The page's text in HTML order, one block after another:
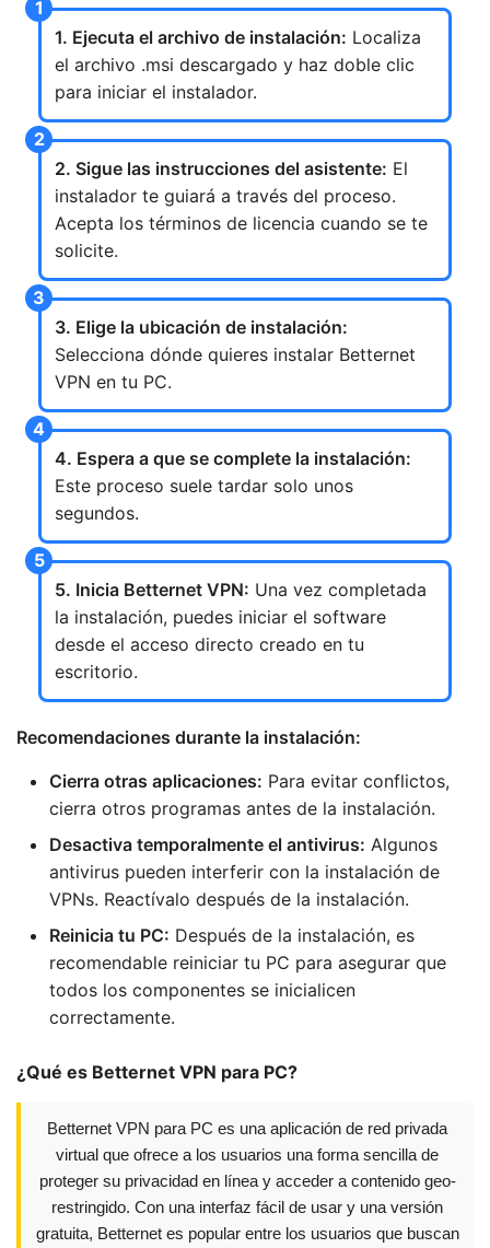
1. Ejecuta el archivo de instalación: Localiza
el archivo .msi descargado y haz doble clic
para iniciar el instalador.
2. Sigue las instrucciones del asistente: El
instalador te guiará a través del proceso.
Acepta los términos de licencia cuando se te
solicite.
3. Elige la ubicación de instalación:
Selecciona dónde quieres instalar Betternet
VPN en tu PC.
4. Espera a que se complete la instalación:
Este proceso suele tardar solo unos
segundos.
5. Inicia Betternet VPN: Una vez completada
la instalación, puedes iniciar el software
desde el acceso directo creado en tu
escritorio.
Recomendaciones durante la instalación:
Cierra otras aplicaciones: Para evitar conflictos,
cierra otros programas antes de la instalación.
Desactiva temporalmente el antivirus: Algunos
antivirus pueden interferir con la instalación de
VPNs. Reactívalo después de la instalación.
Reinicia tu PC: Después de la instalación, es
recomendable reiniciar tu PC para asegurar que
todos los componentes se inicialicen
correctamente.
¿Qué es Betternet VPN para PC?
Betternet VPN para PC es una aplicación de red privada
virtual que ofrece a los usuarios una forma sencilla de
proteger su privacidad en línea y acceder a contenido geo-
restringido. Con una interfaz fácil de usar y una versión
gratuita, Betternet es popular entre los usuarios que buscan